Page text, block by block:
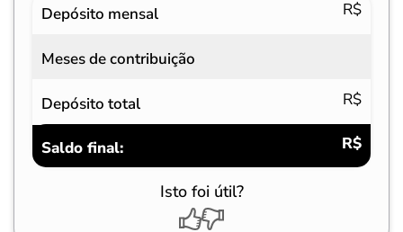
Depósito mensal R$
Meses de contribuição
Depósito total R$
Saldo final: R$
Isto foi útil?